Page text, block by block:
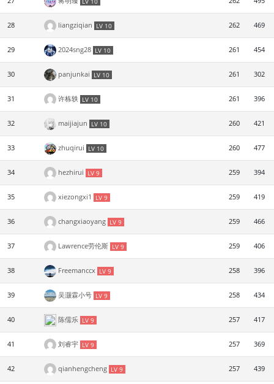
28 liangziqian LV 10 262 469
29 2024sng28 LV 10 261 454
30 panjunkai LV 10 261 302
31 许栋轶 LV 10 261 396
32 maijiajun LV 10 260 421
33 zhuqirui LV 10 260 477
34 hezhirui LV 9 259 394
35 xiezongxi1 LV 9 259 419
36 changxiaoyang LV 9 259 466
37 Lawrence劳伦斯 LV 9 259 406
38 Freemanccx LV 9 258 396
39 吴灏霖小号 LV 9 258 434
40 陈儒乐 LV 9 257 417
41 刘睿宇 LV 9 257 369
42 qianhengcheng LV 9 257 439